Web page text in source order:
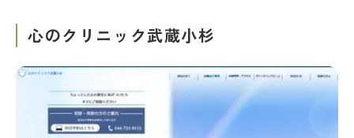
心のクリニック武蔵小杉